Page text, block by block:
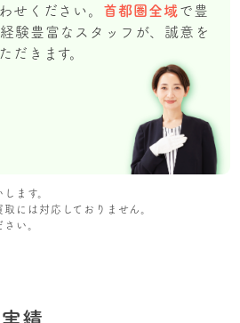
せください。 首都圏全域 で豊
験豊富なスタッフが、誠意を
だきます。
ます。
には対応しておりません。
い。